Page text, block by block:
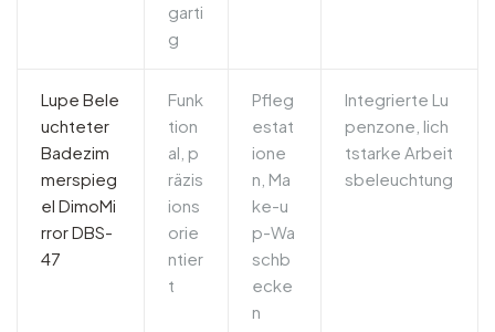
garti
g
Lupe Bele
uchteter
Badezim
merspieg
el DimoMi
rror DBS-
47
Funk
tion
al, p
räzis
ions
orie
ntier
t
Pfleg
estat
ione
n, Ma
ke-u
p-Wa
schb
ecke
n
Integrierte Lu
penzone, lich
tstarke Arbeit
sbeleuchtung